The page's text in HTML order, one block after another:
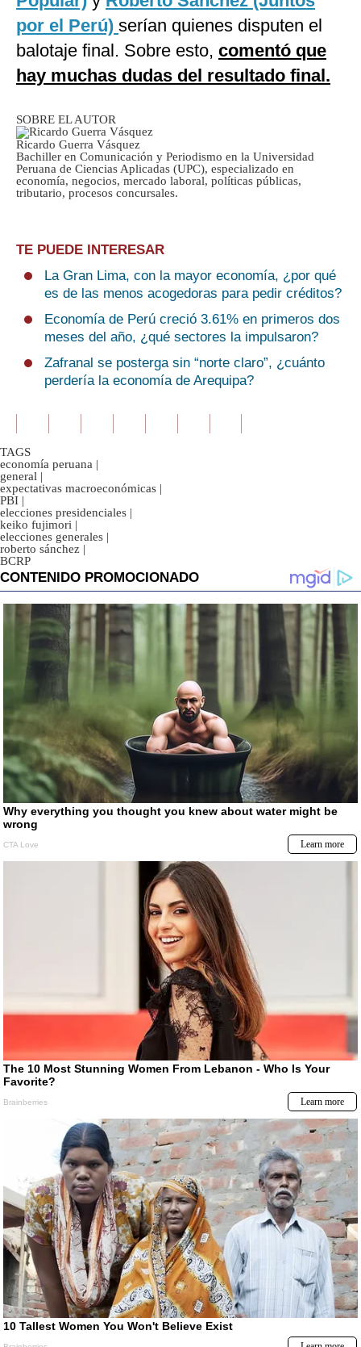
por el Perú) serían quienes disputen el
balotaje final. Sobre esto, comentó que
hay muchas dudas del resultado final.
SOBRE EL AUTOR
Ricardo Guerra Vásquez
Bachiller en Comunicación y Periodismo en la Universidad
Peruana de Ciencias Aplicadas (UPC), especializado en
economía, negocios, mercado laboral, políticas públicas,
tributario, procesos concursales.
TE PUEDE INTERESAR
La Gran Lima, con la mayor economía, ¿por qué
es de las menos acogedoras para pedir créditos?
Economía de Perú creció 3.61% en primeros dos
meses del año, ¿qué sectores la impulsaron?
Zafranal se posterga sin “norte claro”, ¿cuánto
perdería la economía de Arequipa?
TAGS
economía peruana |
general |
expectativas macroeconómicas |
PBI |
elecciones presidenciales |
keiko fujimori |
elecciones generales |
roberto sánchez |
BCRP